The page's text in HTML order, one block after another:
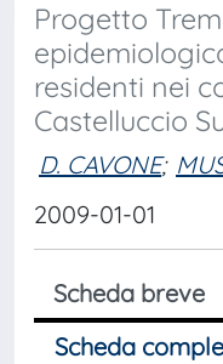
Progetto
residenti nei
Castelluccio
D. CAVONE;
2009-01-01
Scheda breve
Scheda